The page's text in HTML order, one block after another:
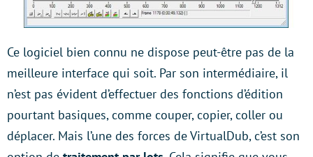
Ce logiciel bien connu ne dispose peut-être pas de la
meilleure interface qui soit. Par son intermédiaire, il
n’est pas évident d’effectuer des fonctions d’édition
pourtant basiques, comme couper, copier, coller ou
déplacer. Mais l’une des forces de VirtualDub, c’est son